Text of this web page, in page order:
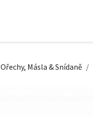
Ořechy, Másla & Snídaně